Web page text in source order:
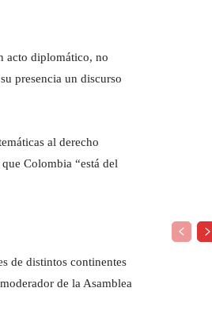
acto diplomático, no
presencia un discurso
al derecho
Colombia “está del
de distintos continentes
de la Asamblea